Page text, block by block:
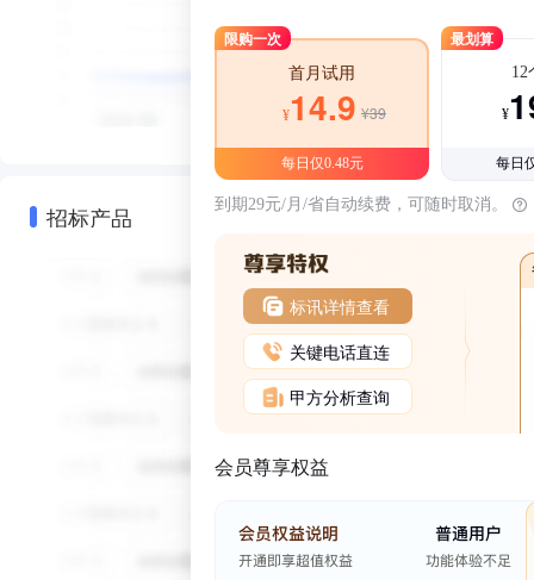
招标产品
限购一次
首月试用
¥14.9 ¥39
每日仅0.48元
最划算
12
¥
每日
到期29元/月/省自动续费，可随时取消。
标讯详情查看
关键电话直连
甲方分析查询
会员尊享权益